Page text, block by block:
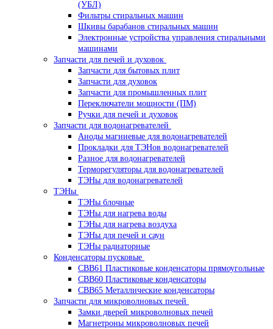
(УБЛ)
Фильтры стиральных машин
Шкивы барабанов стиральных машин
Электронные устройства управления стиральными
машинами
Запчасти для печей и духовок
Запчасти для бытовых плит
Запчасти для духовок
Запчасти для промышленных плит
Переключатели мощности (ПМ)
Ручки для печей и духовок
Запчасти для водонагревателей
Аноды магниевые для водонагревателей
Прокладки для ТЭНов водонагревателей
Разное для водонагревателей
Терморегуляторы для водонагревателей
ТЭНы для водонагревателей
ТЭНы
ТЭНы блочные
ТЭНы для нагрева воды
ТЭНы для нагрева воздуха
ТЭНы для печей и саун
ТЭНы радиаторные
Конденсаторы пусковые
CBB61 Пластиковые конденсаторы прямоугольные
CBB60 Пластиковые конденсаторы
CBB65 Металлические конденсаторы
Запчасти для микроволновых печей
Замки дверей микроволновых печей
Магнетроны микроволновых печей